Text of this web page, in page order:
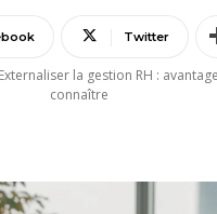
Twitter
Externaliser la gestion RH :
connaître